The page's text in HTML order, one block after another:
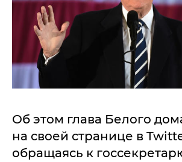
Об этом глава Белого
на своей странице в
обращаясь к